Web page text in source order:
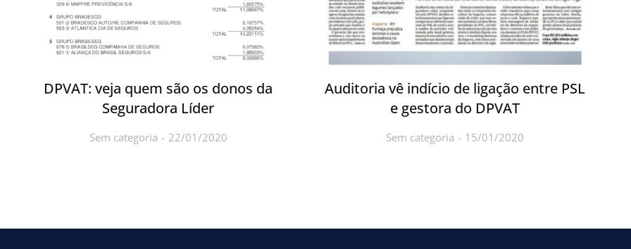
DPVAT: veja quem são os donos da
Seguradora Líder
Sem categoria 22/01/2020
Auditoria vê indício de ligação entre PSL
e gestora do DPVAT
Sem categoria 15/01/2020